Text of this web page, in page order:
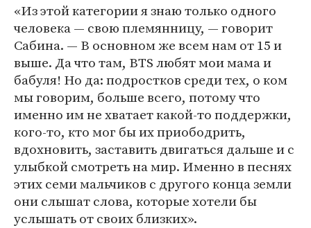
«Из этой категории я знаю только одного
человека — свою племянницу, — говорит
Сабина. — В основном же всем нам от 15 и
выше. Да что там, BTS любят мои мама и
бабуля! Но да: подростков среди тех, о ком
мы говорим, больше всего, потому что
именно им не хватает какой-то поддержки,
кого-то, кто мог бы их приободрить,
вдохновить, заставить двигаться дальше и с
улыбкой смотреть на мир. Именно в песнях
этих семи мальчиков с другого конца земли
они слышат слова, которые хотели бы
услышать от своих близких».